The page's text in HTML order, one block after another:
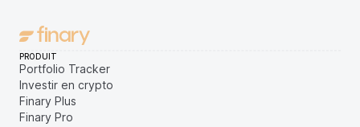
PRODUIT
Portfolio Tracker
Investir en crypto
Finary Plus
Finary Pro